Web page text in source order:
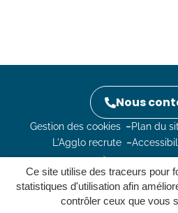
Ce site utilise des traceurs pour
statistiques d'utilisation afin
contrôler ceux que vous
Nous
Gestion des cookies Plan du
L'Agglo recrute